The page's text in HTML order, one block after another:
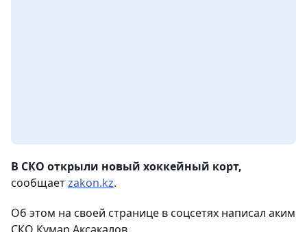
В СКО открыли новый хоккейный корт,
сообщаетzakon.kz.
Об этом на своей странице в соцсетях написал аким